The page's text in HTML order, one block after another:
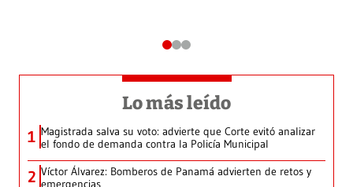
Lo más leído
1 Magistrada salva su voto: advierte que Corte evitó analizar
el fondo de demanda contra la Policía Municipal
2 Víctor Álvarez: Bomberos de Panamá advierten de retos y